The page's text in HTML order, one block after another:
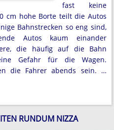
fast keine
cm hohe Borte teilt die Autos
Bahnstrecken so eng sind,
Autos kaum einander
die häufig auf die Bahn
Gefahr für die Wagen.
die Fahrer abends sein. …
RUNDUM NIZZA